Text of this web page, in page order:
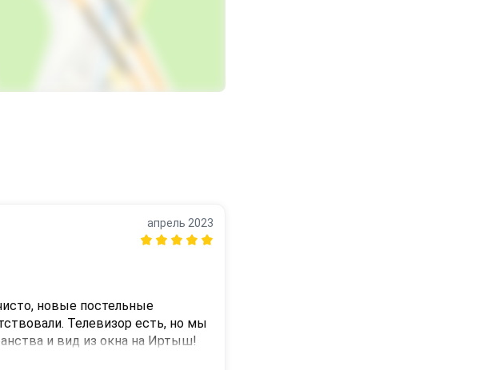
апрель 2023
новые постельные
Телевизор есть, но мы
и вид из окна на Иртыш!